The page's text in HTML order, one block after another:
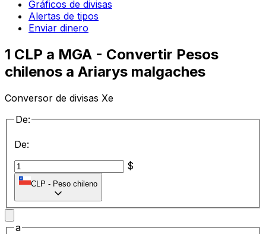
Gráficos de divisas
Alertas de tipos
Enviar dinero
1 CLP a MGA - Convertir Pesos
chilenos a Ariarys malgaches
Conversor de divisas Xe
De:
De:
$
CLP - Peso chileno
a